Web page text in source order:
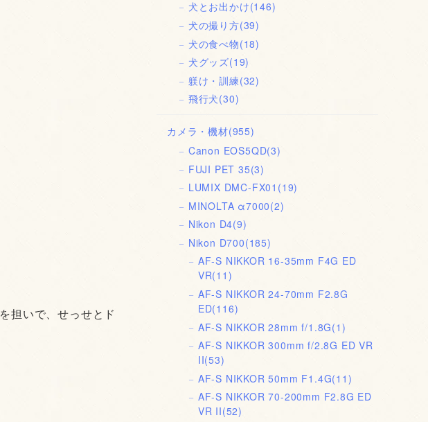
担いで、せっせとド
犬とお出かけ(146)
犬の撮り方(39)
犬の食べ物(18)
犬グッズ(19)
躾け・訓練(32)
飛行犬(30)
カメラ・機材(955)
Canon EOS5QD(3)
FUJI PET 35(3)
LUMIX DMC-FX01 (19)
MINOLTA α7000(2)
Nikon D4(9)
Nikon D700(185)
AF-S NIKKOR 16-35mm F4G ED
VR(11)
AF-S NIKKOR 24-70mm F2.8G
ED(116)
AF-S NIKKOR 28mm f/1.8G(1)
AF-S NIKKOR 300mm f/2.8G ED VR
II(53)
AF-S NIKKOR 50mm F1.4G(11)
AF-S NIKKOR 70-200mm F2.8G ED
VR II(52)